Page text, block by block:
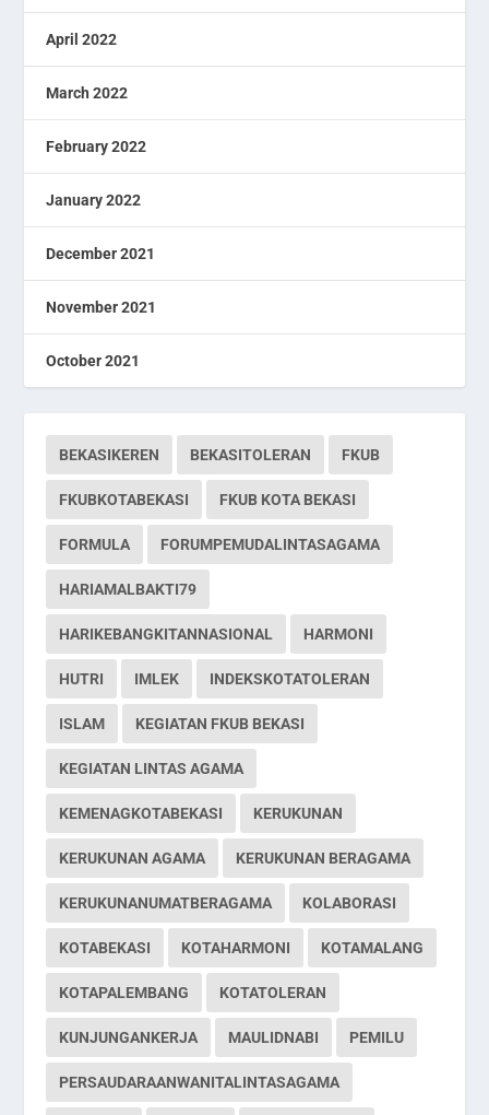
April 2022
March 2022
February 2022
January 2022
December 2021
November 2021
October 2021
BEKASIKEREN BEKASITOLERAN FKUB
FKUBKOTABEKASI FKUB KOTA BEKASI
FORMULA FORUMPEMUDALINTASAGAMA
HARIAMALBAKTI79
HARIKEBANGKITANNASIONAL HARMONI
HUTRI IMLEK INDEKSKOTATOLERAN
ISLAM KEGIATAN FKUB BEKASI
KEGIATAN LINTAS AGAMA
KEMENAGKOTABEKASI KERUKUNAN
KERUKUNAN AGAMA KERUKUNAN BERAGAMA
KERUKUNANUMATBERAGAMA KOLABORASI
KOTABEKASI KOTAHARMONI KOTAMALANG
KOTAPALEMBANG KOTATOLERAN
KUNJUNGANKERJA MAULIDNABI PEMILU
PERSAUDARAANWANITALINTASAGAMA